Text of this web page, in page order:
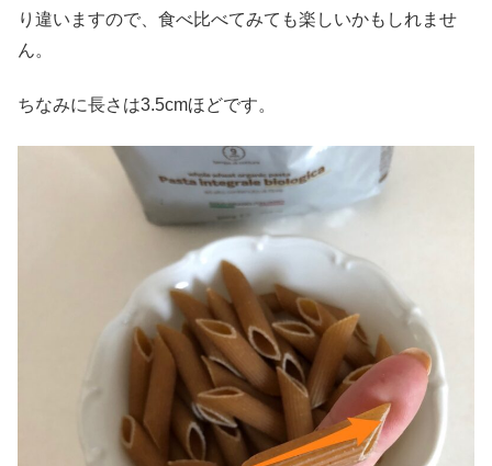
り違いますので、食べ比べてみても楽しいかもしれませ
ん。
ちなみに長さは3.5cmほどです。